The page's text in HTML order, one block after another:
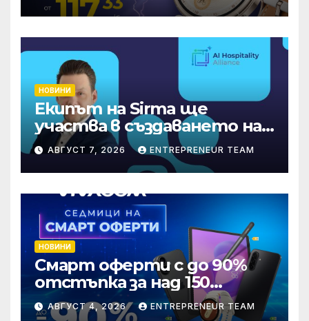
НОВИНИ
Екипът на Sirma ще
участва в създаването на
международните
стандарти за навлизане на
изкуствен интелект в
хотелиерството
АВГУСТ 7, 2026 ENTREPRENEUR TEAM
НОВИНИ
Смарт оферти с до 90%
отстъпка за над 150
устройства от Vivacom
през август
АВГУСТ 4, 2026 ENTREPRENEUR TEAM